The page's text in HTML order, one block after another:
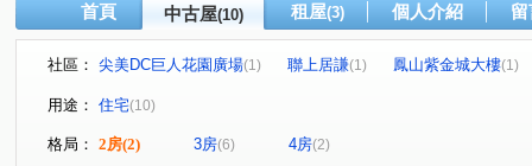
首頁 中古屋(10) 租屋(3) 個人介紹
社區： 尖美DC巨人花園廣場(1) 聯上居謙(1) 鳳山紫金城大樓(1)
品學之道
大順二路
用途： 住宅(10)
格局： 2房(2) 3房(6) 4房(2)